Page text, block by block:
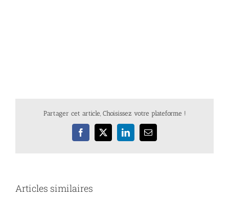
Partager cet article, Choisissez votre plateforme !
Facebook
X LinkedInEmail
Articles similaires